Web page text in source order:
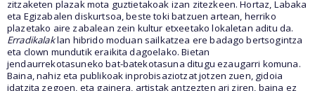
zitzaketen plazak mota guztietakoak izan zitezkeen. Hortaz, Labaka
eta Egizabalen diskurtsoa, beste toki batzuen artean, herriko
plazetako aire zabalean zein kultur etxeetako lokaletan aditu da.
Erradikalaklan hibrido moduan sailkatzea ere badago bertsogintza
eta clown mundutik eraikita dagoelako. Bietan
jendaurrekotasuneko bat-batekotasuna ditugu ezaugarri komuna.
Baina, nahiz eta publikoak inprobisaziotzat jotzen zuen, gidoia
idatzita zegoen, eta gainera, artistak antzezten ari ziren, baina ez